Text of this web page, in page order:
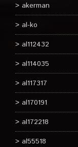
akerman
al-ko
al112432
al114035
al117317
al170191
al172218
al55518